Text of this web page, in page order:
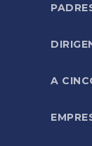
A